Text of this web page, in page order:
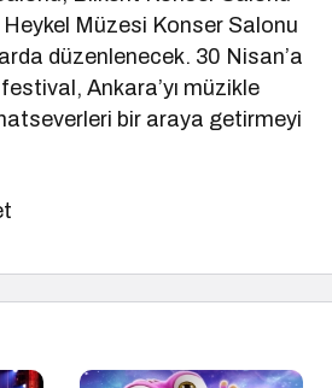
Müzesi Konser Salonu
düzenlenecek. 30 Nisan’a
Ankara’yı müzikle
bir araya getirmeyi